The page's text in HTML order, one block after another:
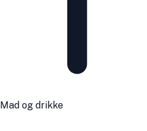
Mad og drikke